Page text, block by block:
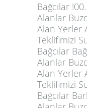
Bağcılar
Alanlar
Alan Yerler
Teklifimizi
Bağcılar
Alanlar
Alan Yerler
Teklifimizi
Bağcılar